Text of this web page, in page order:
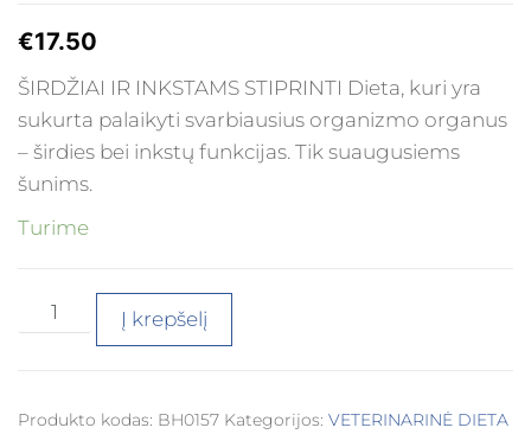
€17.50
ŠIRDŽIAI IR INKSTAMS STIPRINTI Dieta, kuri yra
sukurta palaikyti svarbiausius organizmo organus
– širdies bei inkstų funkcijas. Tik suaugusiems
šunims.
Turime
Į krepšelį
Produkto kodas: BH0157 Kategorijos: VETERINARINĖ DIETA